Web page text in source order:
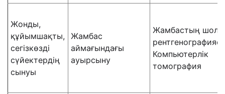
Жонды,
құйымшақты,
сегізкөзді
сүйектердің
сынуы
Жамбас
аймағындағы
ауырсыну
Жамбастың шолу
Компьютерлік
томография